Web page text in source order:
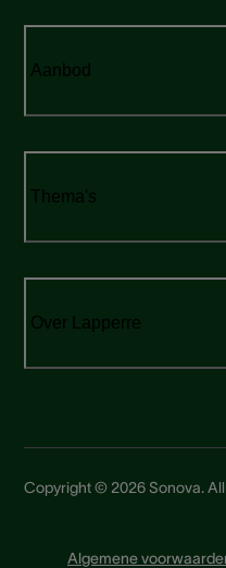
Aanbod
Thema's
Over Lapperre
Copyright © 2026 Sonova.
Algemene